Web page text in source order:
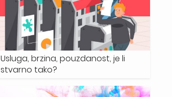
Usluga, brzina, pouzdanost, je li
stvarno tako?